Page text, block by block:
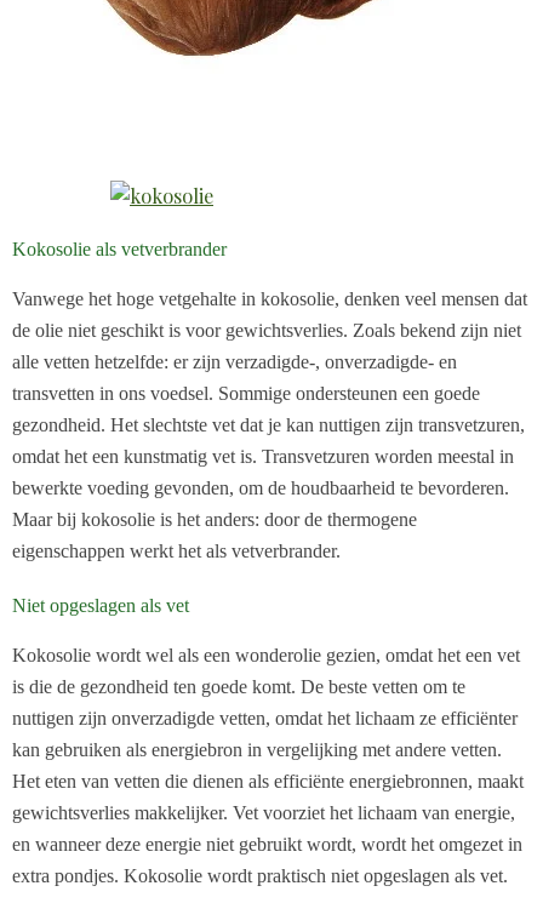
Kokosolie als vetverbrander
Vanwege het hoge vetgehalte in kokosolie, denken veel mensen dat
de olie niet geschikt is voor gewichtsverlies. Zoals bekend zijn niet
alle vetten hetzelfde: er zijn verzadigde-, onverzadigde- en
transvetten in ons voedsel. Sommige ondersteunen een goede
gezondheid. Het slechtste vet dat je kan nuttigen zijn transvetzuren,
omdat het een kunstmatig vet is. Transvetzuren worden meestal in
bewerkte voeding gevonden, om de houdbaarheid te bevorderen.
Maar bij kokosolie is het anders: door de thermogene
eigenschappen werkt het als vetverbrander.
Niet opgeslagen als vet
Kokosolie wordt wel als een wonderolie gezien, omdat het een vet
is die de gezondheid ten goede komt. De beste vetten om te
nuttigen zijn onverzadigde vetten, omdat het lichaam ze efficiënter
kan gebruiken als energiebron in vergelijking met andere vetten.
Het eten van vetten die dienen als efficiënte energiebronnen, maakt
gewichtsverlies makkelijker. Vet voorziet het lichaam van energie,
en wanneer deze energie niet gebruikt wordt, wordt het omgezet in
extra pondjes. Kokosolie wordt praktisch niet opgeslagen als vet.